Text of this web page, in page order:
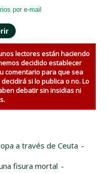
por e-mail
lectores están haciendo
decidido establecer
comentario para que sea
si lo publica o no. Lo
debatir sin insidias ni
a través de Ceuta -
fisura mortal -